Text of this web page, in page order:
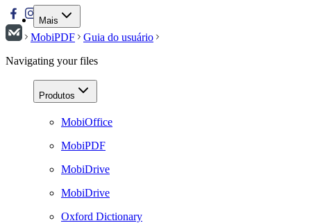
Mais
MobiPDF
Guia do usuário
Navigating your files
Produtos
MobiOffice
MobiPDF
MobiDrive
MobiDrive
Oxford Dictionary